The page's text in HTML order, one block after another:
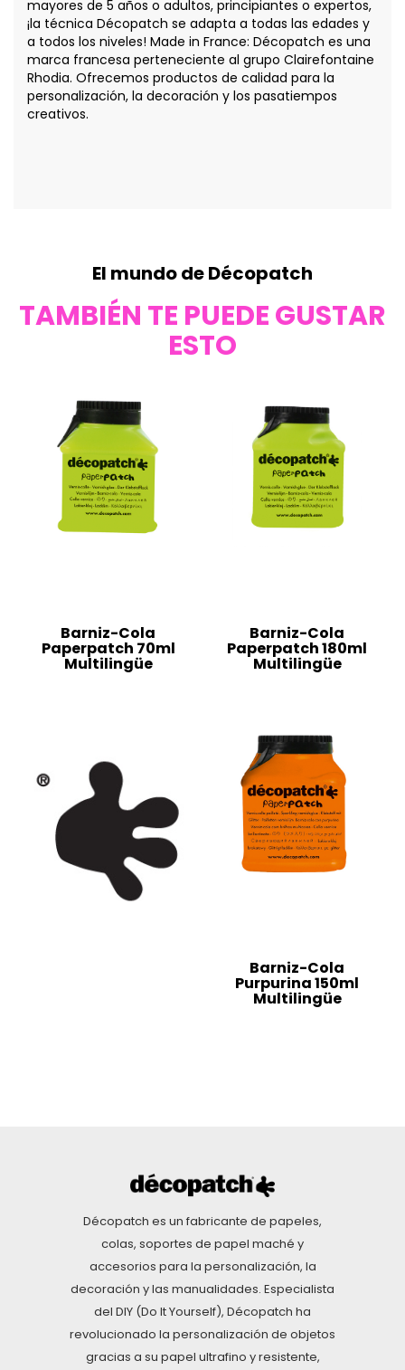
mayores de 5 años o adultos, principiantes o expertos,
¡la técnica Décopatch se adapta a todas las edades y
a todos los niveles! Made in France: Décopatch es una
marca francesa perteneciente al grupo Clairefontaine
Rhodia. Ofrecemos productos de calidad para la
personalización, la decoración y los pasatiempos
creativos.
El mundo de Décopatch
TAMBIÉN TE PUEDE GUSTAR
ESTO
Barniz-Cola
Paperpatch 70ml
Multilingüe
Barniz-Cola
Paperpatch 180ml
Multilingüe
Barniz-Cola
Purpurina 150ml
Multilingüe
Décopatch es un fabricante de papeles,
colas, soportes de papel maché y
accesorios para la personalización, la
decoración y las manualidades. Especialista
del DIY (Do It Yourself), Décopatch ha
revolucionado la personalización de objetos
gracias a su papel ultrafino y resistente,